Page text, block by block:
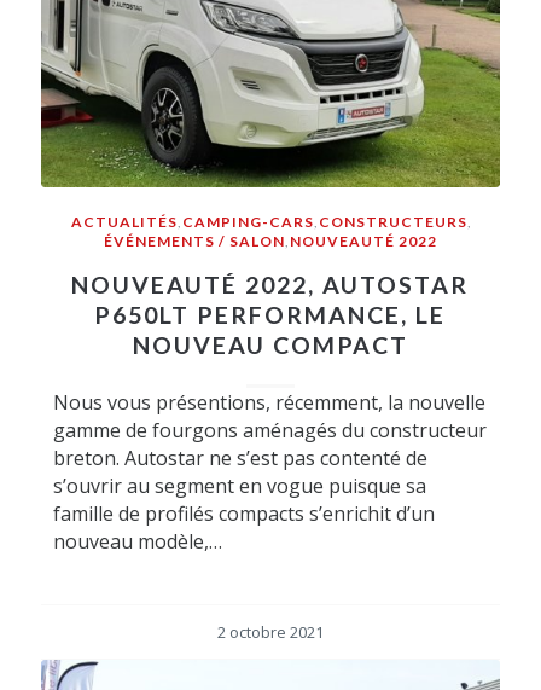
ACTUALITÉS, CAMPING-CARS, CONSTRUCTEURS,
ÉVÉNEMENTS / SALON, NOUVEAUTÉ 2022
NOUVEAUTÉ 2022, AUTOSTAR
P650LT PERFORMANCE, LE
NOUVEAU COMPACT
Nous vous présentions, récemment, la nouvelle
gamme de fourgons aménagés du constructeur
breton. Autostar ne s’est pas contenté de
s’ouvrir au segment en vogue puisque sa
famille de profilés compacts s’enrichit d’un
nouveau modèle,…
2 octobre 2021